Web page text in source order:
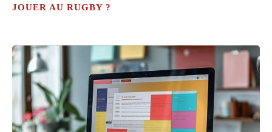
JOUER AU RUGBY ?